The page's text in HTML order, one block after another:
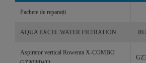
Pachete de reparații
AQUA EXCEL WATER FILTRATION
Aspirator vertical Rowenta X-COMBO